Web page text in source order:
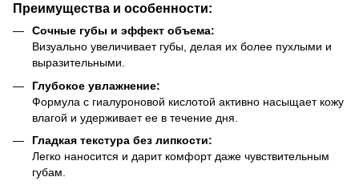
Преимущества и особенности:
Сочные губы и эффект объема:
Визуально увеличивает губы, делая их более пухлыми и
выразительными.
Глубокое увлажнение:
Формула с гиалуроновой кислотой активно насыщает кожу
влагой и удерживает ее в течение дня.
Гладкая текстура без липкости:
Легко наносится и дарит комфорт даже чувствительным
губам.